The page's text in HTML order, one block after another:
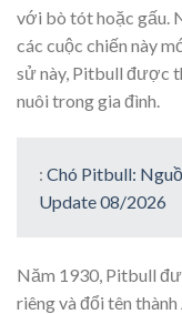
với bò tót hoặc gấu.
các cuộc chiến này
sử này, Pitbull được
nuôi trong gia đình.
: Chó Pitbull:
Update 08/2026
Năm 1930, Pitbull
riêng và đổi tên